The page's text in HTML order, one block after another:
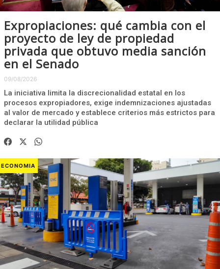
Expropiaciones: qué cambia con el
proyecto de ley de propiedad
privada que obtuvo media sanción
en el Senado
09/08/2026
La iniciativa limita la discrecionalidad estatal en los
procesos expropiadores, exige indemnizaciones ajustadas
al valor de mercado y establece criterios más estrictos para
declarar la utilidad pública
ECONOMIA